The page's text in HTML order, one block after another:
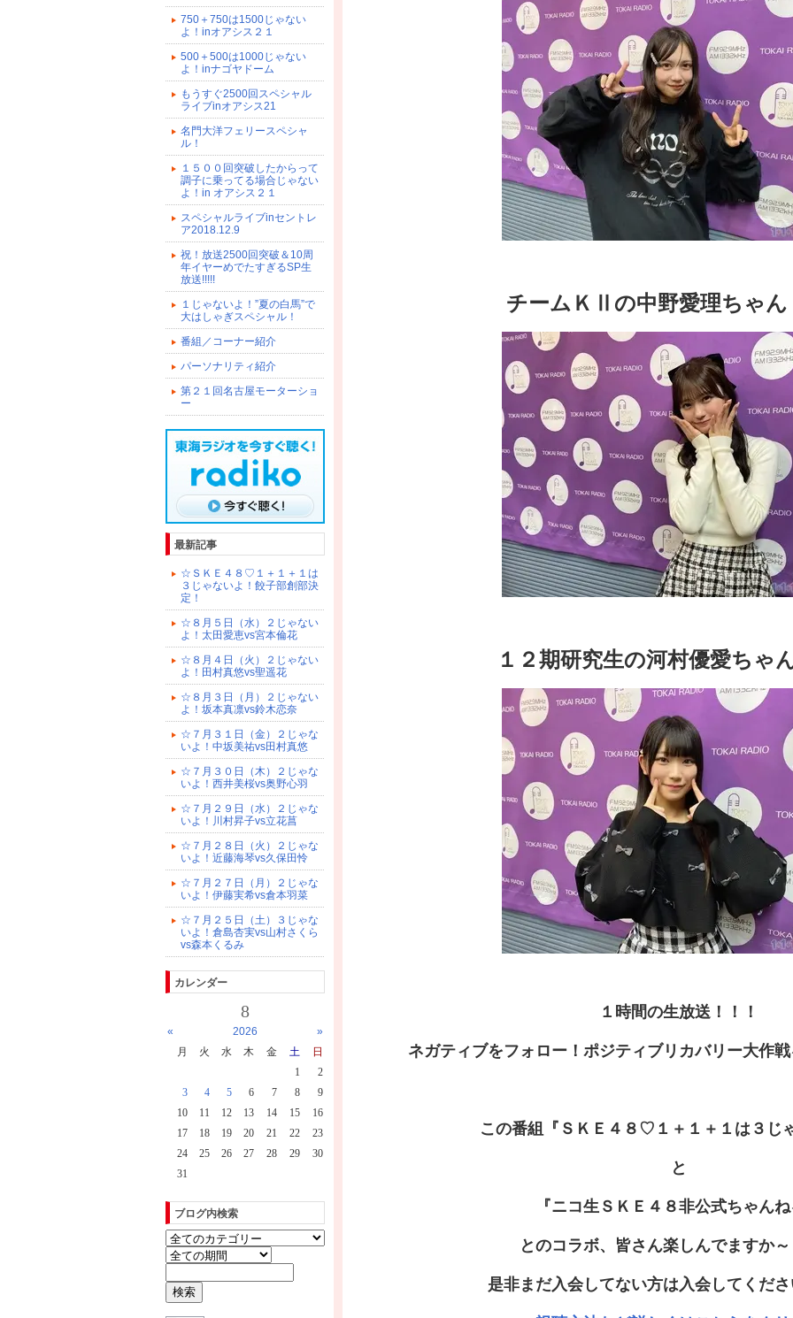
750＋750は1500じゃない
よ！inオアシス２１
500＋500は1000じゃない
よ！inナゴヤドーム
もうすぐ2500回スペシャル
ライブinオアシス21
名門大洋フェリースペシャ
ル！
１５００回突破したからって
調子に乗ってる場合じゃない
よ！in オアシス２１
スペシャルライブinセントレ
ア2018.12.9
祝！放送2500回突破＆10周
年イヤーめでたすぎるSP生
放送!!!!!
１じゃないよ！”夏の白馬”で
大はしゃぎスペシャル！
番組／コーナー紹介
パーソナリティ紹介
第２１回名古屋モーターショ
ー
最新記事
☆ＳＫＥ４８♡１＋１＋１は
３じゃないよ！餃子部創部決
定！
☆８月５日（水）２じゃない
よ！太田愛恵vs宮本倫花
☆８月４日（火）２じゃない
よ！田村真悠vs聖遥花
☆８月３日（月）２じゃない
よ！坂本真凛vs鈴木恋奈
☆７月３１日（金）２じゃな
いよ！中坂美祐vs田村真悠
☆７月３０日（木）２じゃな
いよ！西井美桜vs奥野心羽
☆７月２９日（水）２じゃな
いよ！川村昇子vs立花菖
☆７月２８日（火）２じゃな
いよ！近藤海琴vs久保田怜
☆７月２７日（月）２じゃな
いよ！伊藤実希vs倉本羽菜
☆７月２５日（土）３じゃな
いよ！倉島杏実vs山村さくら
vs森本くるみ
カレンダー
8
« 2026
»
月
火 水 木 金 土
日
1
2
3
4 5 6 7 8
9
10
11 12 13 14 15
16
17
18 19 20 21 22
23
24
25 26 27 28 29
30
31
ブログ内検索
チームＫⅡの中野愛理ちゃん
１２期研究生の河村優愛ちゃ
１時間の生放送！！！
ネガティブをフォロー！ポジティブリカバリー大作戦
この番組『 ＳＫＥ４８♡１＋１＋１は３じ
と
『ニコ生ＳＫＥ４８非公式ちゃん
とのコラボ、皆さん楽しんでますか
是非まだ入会してない方は入会してくだ